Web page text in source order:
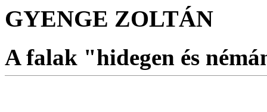
GYENGE ZOLTÁN
A falak "hidegen és